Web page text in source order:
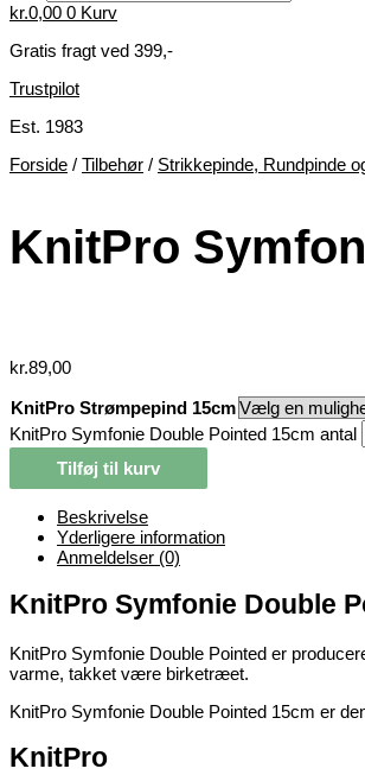
kr.0,00 0 Kurv
Gratis fragt ved 399,-
Trustpilot
Est. 1983
Forside / Tilbehør / Strikkepinde, Rundpinde
KnitPro
kr.89,00
KnitPro Strømpepind 15cm
KnitPro Symfonie Double Pointed 15cm antal
Tilføj til kurv
Beskrivelse
Yderligere information
Anmeldelser (0)
KnitPro Symfonie Double
KnitPro Symfonie Double Pointed er
varme, takket være birketræet.
KnitPro Symfonie Double Pointed 15cm er
KnitPro